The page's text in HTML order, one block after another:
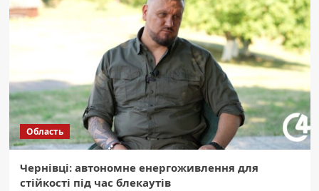
Область
Чернівці: автономне енергоживлення для
стійкості під час блекаутів